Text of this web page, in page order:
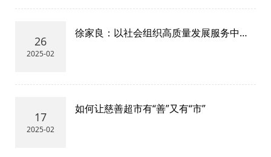
26
2025-02
徐家良：以社会组织高质量发展服务中国
17
2025-02
如何让慈善超市有“善”又有“市”